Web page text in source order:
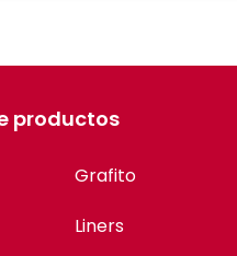
productos
Grafito
Liners